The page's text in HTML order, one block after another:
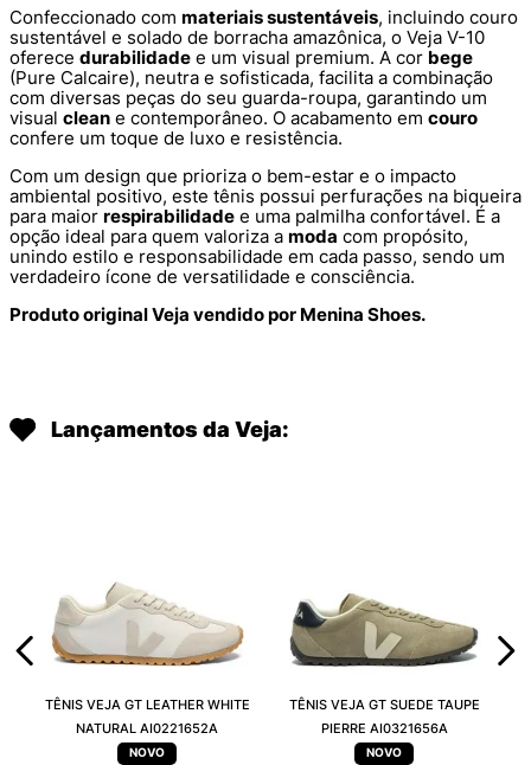
Confeccionado com materiais sustentáveis, incluindo couro
sustentável e solado de borracha amazônica, o Veja V-10
oferece durabilidade e um visual premium. A cor bege
(Pure Calcaire), neutra e sofisticada, facilita a combinação
com diversas peças do seu guarda-roupa, garantindo um
visual clean e contemporâneo. O acabamento em couro
confere um toque de luxo e resistência.
Com um design que prioriza o bem-estar e o impacto
ambiental positivo, este tênis possui perfurações na biqueira
para maior respirabilidade e uma palmilha confortável. É a
opção ideal para quem valoriza a moda com propósito,
unindo estilo e responsabilidade em cada passo, sendo um
verdadeiro ícone de versatilidade e consciência.
Produto original Veja vendido por Menina Shoes.
Lançamentos da Veja:
TÊNIS VEJA GT LEATHER WHITE
NATURAL AI0221652A
TÊNIS VEJA GT SUEDE TAUPE
PIERRE AI0321656A